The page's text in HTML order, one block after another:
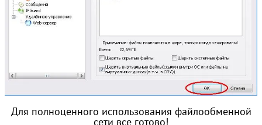
Для полноценного использования файлообменной
сети все готово!